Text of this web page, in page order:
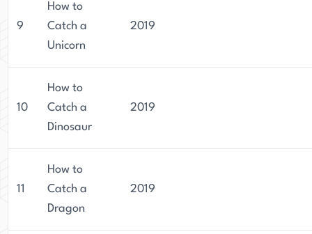
9
How to
Catch a
Unicorn
2019
10
How to
Catch a
Dinosaur
2019
11
How to
Catch a
Dragon
2019